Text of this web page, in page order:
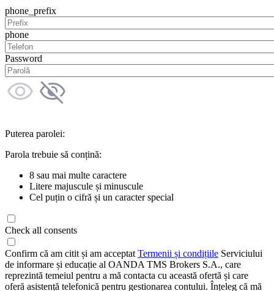
phone_prefix
phone
Password
Puterea parolei:
Parola trebuie să conțină:
8 sau mai multe caractere
Litere majuscule și minuscule
Cel puțin o cifră și un caracter special
Check all consents
Confirm că am citit și am acceptat Termenii și condițiile Serviciului
de informare și educație al OANDA TMS Brokers S.A., care
reprezintă temeiul pentru a mă contacta cu această ofertă și care
oferă asistență telefonică pentru gestionarea contului. Înțeleg că mă